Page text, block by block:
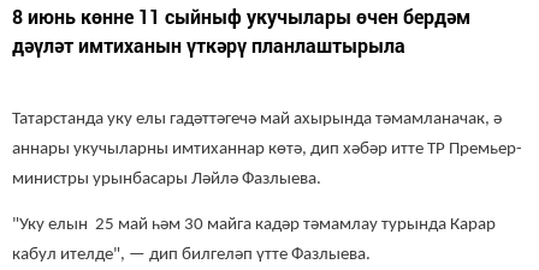
8 июнь көнне 11 сыйныф укучылары өчен бердәм
дәүләт имтиханын үткәрү планлаштырыла
Татарстанда уку елы гадәттәгечә май ахырында тәмамланачак, ә
аннары укучыларны имтиханнар көтә, дип хәбәр итте ТР Премьер-
министры урынбасары Ләйлә Фазлыева.
"Уку елын 25 май һәм 30 майга кадәр тәмамлау турында Карар
кабул ителде", — дип билгеләп үтте Фазлыева.